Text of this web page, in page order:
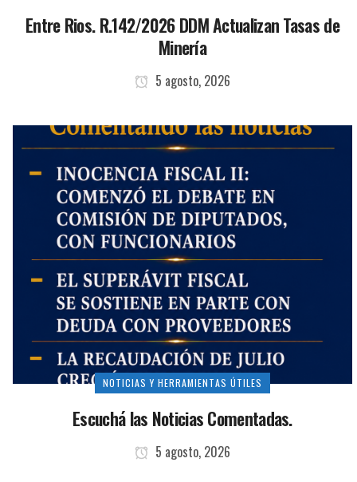
Entre Rios. R.142/2026 DDM Actualizan Tasas de
Minería
5 agosto, 2026
NOTICIAS Y HERRAMIENTAS ÚTILES
Escuchá las Noticias Comentadas.
5 agosto, 2026